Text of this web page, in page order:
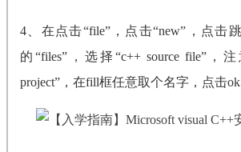
4、在点击“file”，点击“new”，点击
的“files”，选择“c++ source file”，
project”，在fill框任意取个名字，点击ok